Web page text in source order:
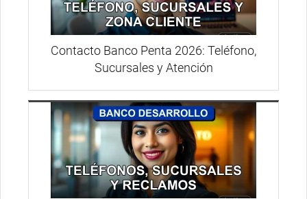
Contacto Banco Penta 2026: Teléfono,
Sucursales y Atención